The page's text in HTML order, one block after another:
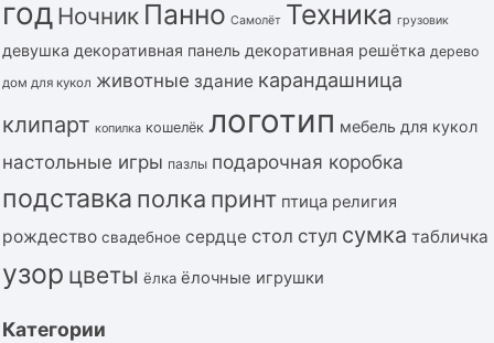
год Ночник Панно Самолёт Техника грузовик
девушка декоративная панель декоративная решётка дерево
дом для кукол животные здание карандашница
клипарт копилка кошелёк логотип мебель для кукол
настольные игры пазлы подарочная коробка
подставка полка принт птица религия
рождество свадебное сердце стол стул сумка табличка
узор цветы ёлка ёлочные игрушки
Категории